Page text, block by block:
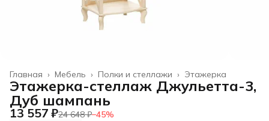
Этажерка
Полки и стеллажи ›
Мебель ›
Главная ›
Этажерка-стеллаж Джульетта-3,
Дуб шампань
13 557 ₽24 648 ₽−45%